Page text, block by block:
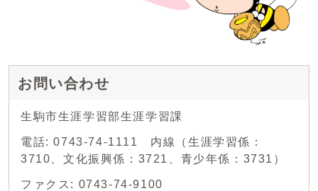
お問い合わせ
生駒市生涯学習部生涯学習課
電話: 0743-74-1111 内線（生涯学習係：
3710、文化振興係：3721、青少年係：3731）
ファクス: 0743-74-9100